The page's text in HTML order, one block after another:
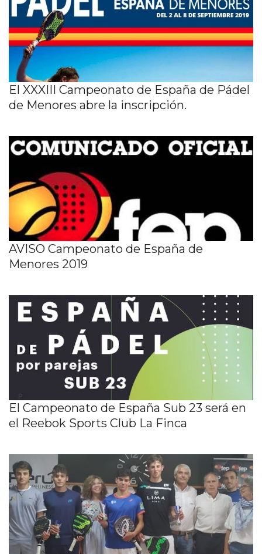
El XXXIII Campeonato de España de Pádel
de Menores abre la inscripción.
AVISO Campeonato de España de
Menores 2019
El Campeonato de España Sub 23 será en
el Reebok Sports Club La Finca